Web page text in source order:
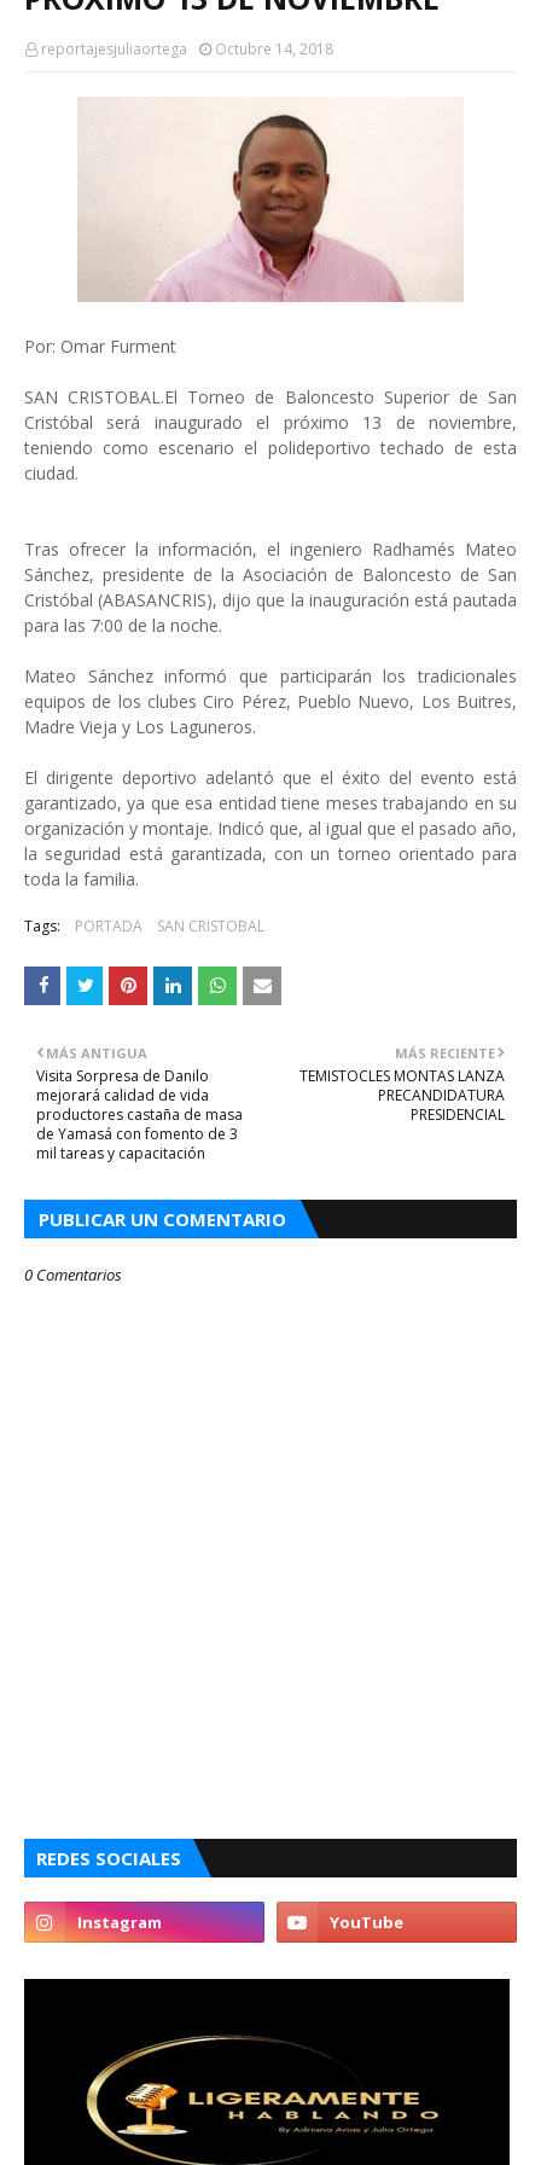
reportajesjuliaortega Octubre 14, 2018
Por: Omar Furment
SAN CRISTOBAL.El Torneo de Baloncesto Superior de San
Cristóbal será inaugurado el próximo 13 de noviembre,
teniendo como escenario el polideportivo techado de esta
ciudad.
Tras ofrecer la información, el ingeniero Radhamés Mateo
Sánchez, presidente de la Asociación de Baloncesto de San
Cristóbal (ABASANCRIS), dijo que la inauguración está pautada
para las 7:00 de la noche.
Mateo Sánchez informó que participarán los tradicionales
equipos de los clubes Ciro Pérez, Pueblo Nuevo, Los Buitres,
Madre Vieja y Los Laguneros.
El dirigente deportivo adelantó que el éxito del evento está
garantizado, ya que esa entidad tiene meses trabajando en su
organización y montaje. Indicó que, al igual que el pasado año,
la seguridad está garantizada, con un torneo orientado para
toda la familia.
Tags: PORTADA SAN CRISTOBAL
MÁS RECIENTE
TEMISTOCLES MONTAS LANZA
PRECANDIDATURA
PRESIDENCIAL
MÁS ANTIGUA
Visita Sorpresa de Danilo
mejorará calidad de vida
productores castaña de masa
de Yamasá con fomento de 3
mil tareas y capacitación
PUBLICAR UN COMENTARIO
0 Comentarios
REDES SOCIALES